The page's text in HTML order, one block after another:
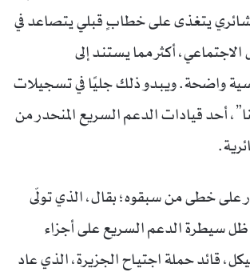
يتغذى على خطابٍ قبلي يتصاعد في
أكثر مما يستند إلى
واضحة. ويبدو ذلك جليًا في تسجيلات
أحد قيادات الدعم السريع المنحدر من
على خطى من سبقوه؛ بقال، الذي تولّى
ظل سيطرة الدعم السريع على أجزاء
قائد حملة اجتياح الجزيرة، الذي عاد